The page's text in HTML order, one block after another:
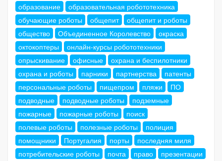
образование
образовательная робототехника
обучающие роботы
общепит
общепит и роботы
общество
Объединенное Королевство
окраска
октокоптеры
онлайн-курсы робототехники
опрыскивание
офисные
охрана и беспилотники
охрана и роботы
парники партнерства
патенты
персональные роботы
пищепром пляжи
ПО
подводные
подводные роботы
подземные
пожарные
пожарные роботы
поиск
полевые роботы
полезные роботы
полиция
помощники
Португалия порты
последняя миля
потребительские роботы
почта право
презентации